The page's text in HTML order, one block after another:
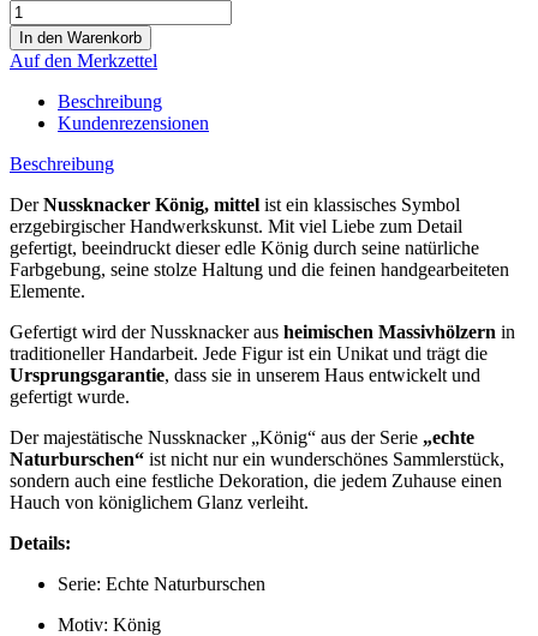
Auf den Merkzettel
Beschreibung
Kundenrezensionen
Beschreibung
DerNussknacker König, mittel ist ein klassisches Symbol
erzgebirgischer Handwerkskunst. Mit viel Liebe zum Detail
gefertigt, beeindruckt dieser edle König durch seine natürliche
Farbgebung, seine stolze Haltung und die feinen handgearbeiteten
Elemente.
Gefertigt wird der Nussknacker aus heimischen Massivhölzern in
traditioneller Handarbeit. Jede Figur ist ein Unikat und trägt die
Ursprungsgarantie, dass sie in unserem Haus entwickelt und
gefertigt wurde.
Der majestätische Nussknacker „König“ aus der Serie „echte
Naturburschen“ ist nicht nur ein wunderschönes Sammlerstück,
sondern auch eine festliche Dekoration, die jedem Zuhause einen
Hauch von königlichem Glanz verleiht.
Details:
Serie: Echte Naturburschen
Motiv: König